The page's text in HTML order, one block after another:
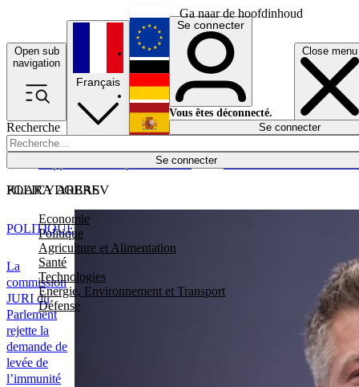
Ga naar de hoofdinhoud
Open sub
navigation
Close menu
Recherche
Se connecter
POLICY AREAS
Economie
Politique
Agriculture et Alimentation
Santé
Technologies
Energie, Environnement et Transport
Défense
Économie
Français
English
Deutsch
Español
Se connecter
Vous êtes déconnecté.
Se connecter
KLARA DOBREV
La
commission
JURI du
Parlement
rejette la
demande de
levée de
l’immunité
POLITIQUE